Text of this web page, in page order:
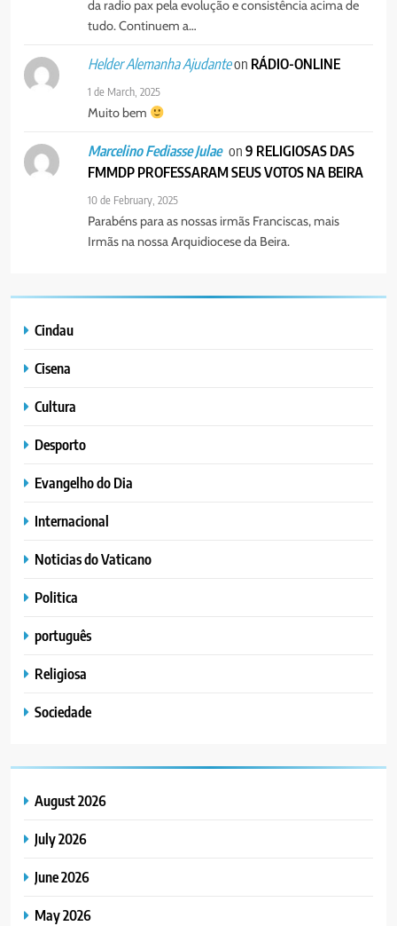
PAX NOTICIAS EDIÇÃO 28 DE
JUNHO DE 2026
PORTUGUÊS
da radio pax pela evolução e consistência acima de
tudo. Continuem a…
Helder Alemanha Ajudanteon RÁDIO-ONLINE
1 de March, 2025
Muito bem
Marcelino Fediasse Julae on9 RELIGIOSAS DAS
FMMDP PROFESSARAM SEUS VOTOS NA BEIRA
10 de February, 2025
Parabéns para as nossas irmãs Franciscas, mais
Irmãs na nossa Arquidiocese da Beira.
Cindau
Cisena
Cultura
Desporto
Evangelho do Dia
Internacional
Noticias do Vaticano
Politica
português
Religiosa
Sociedade
August 2026
July 2026
June 2026
May 2026